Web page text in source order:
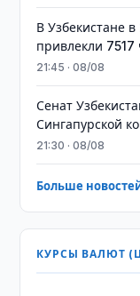
В Узбекистане в
привлекли
21:45 · 08/08
Сенат
Сингапурской
21:30 · 08/08
Больше
КУРСЫ ВАЛЮТ